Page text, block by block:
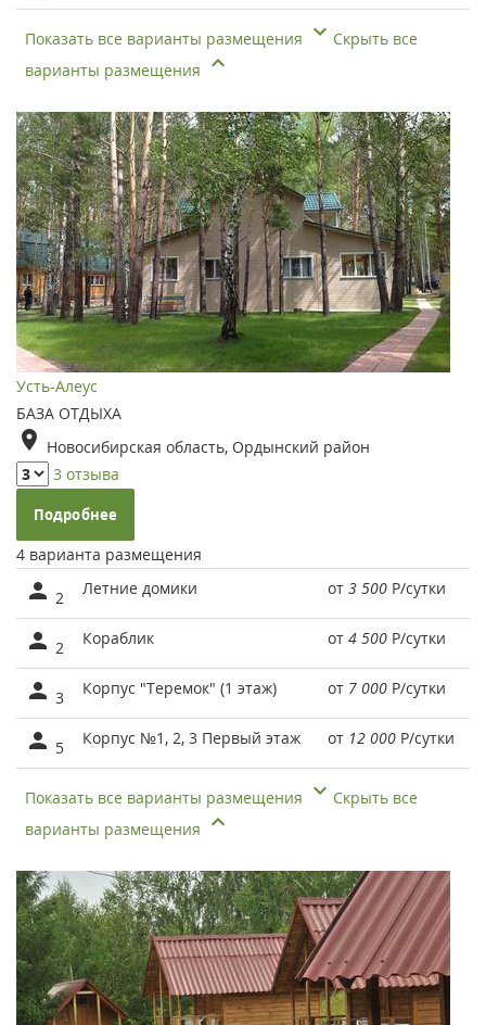
Показать все варианты размещения
Скрыть все
варианты размещения
Усть-Алеус
БАЗА ОТДЫХА
Новосибирская область, Ордынский район
3 отзыва
Подробнее
4 варианта размещения
2 Летние домики от 3 500 Р/сутки
2 Кораблик от 4 500 Р/сутки
3 Корпус "Теремок" (1 этаж) от 7 000 Р/сутки
5 Корпус №1, 2, 3 Первый этаж от 12 000 Р/сутки
Показать все варианты размещения
Скрыть все
варианты размещения